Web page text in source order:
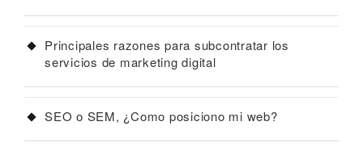
Principales razones para subcontratar los
servicios de marketing digital
SEO o SEM, ¿Como posiciono mi web?